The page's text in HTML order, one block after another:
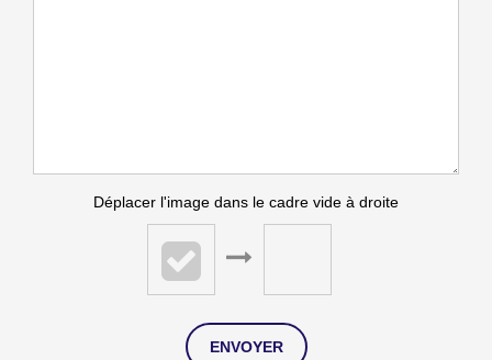
Déplacer l'image dans le cadre vide à droite
ENVOYER